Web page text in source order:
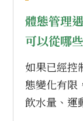
體態管理
可以從哪
如果已經控
態變化有限
飲水量、運